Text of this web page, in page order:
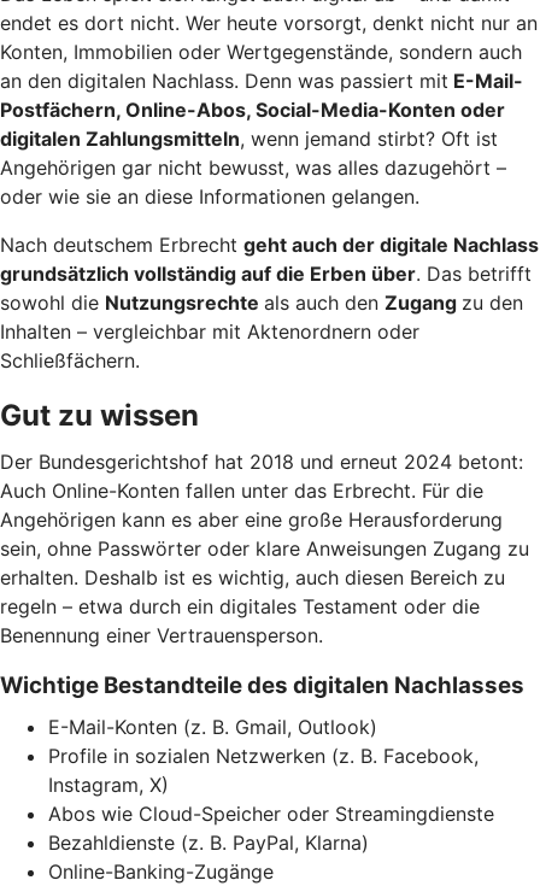
endet es dort nicht. Wer heute vorsorgt, denkt nicht nur an
Konten, Immobilien oder Wertgegenstände, sondern auch
an den digitalen Nachlass. Denn was passiert mit E-Mail-
Postfächern, Online-Abos, Social-Media-Konten oder
digitalen Zahlungsmitteln, wenn jemand stirbt? Oft ist
Angehörigen gar nicht bewusst, was alles dazugehört –
oder wie sie an diese Informationen gelangen.
Nach deutschem Erbrecht geht auch der digitale Nachlass
grundsätzlich vollständig auf die Erben über. Das betrifft
sowohl die Nutzungsrechte als auch den Zugang zu den
Inhalten – vergleichbar mit Aktenordnern oder
Schließfächern.
Gut zu wissen
Der Bundesgerichtshof hat 2018 und erneut 2024 betont:
Auch Online-Konten fallen unter das Erbrecht. Für die
Angehörigen kann es aber eine große Herausforderung
sein, ohne Passwörter oder klare Anweisungen Zugang zu
erhalten. Deshalb ist es wichtig, auch diesen Bereich zu
regeln – etwa durch ein digitales Testament oder die
Benennung einer Vertrauensperson.
Wichtige Bestandteile des digitalen Nachlasses
E-Mail-Konten (z. B. Gmail, Outlook)
Profile in sozialen Netzwerken (z. B. Facebook,
Instagram, X)
Abos wie Cloud-Speicher oder Streamingdienste
Bezahldienste (z. B. PayPal, Klarna)
Online-Banking-Zugänge